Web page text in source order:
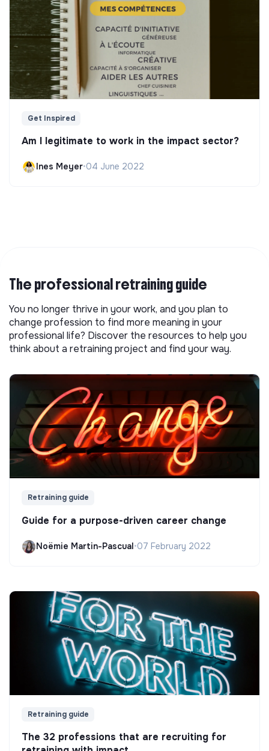
Get Inspired
Am I legitimate to work in the impact sector?
Ines Meyer•04 June 2022
The professional retraining guide
You no longer thrive in your work, and you plan to
change profession to find more meaning in your
professional life? Discover the resources to help you
think about a retraining project and find your way.
Retraining guide
Guide for a purpose-driven career change
Noëmie Martin-Pascual•07 February 2022
Retraining guide
The 32 professions that are recruiting for